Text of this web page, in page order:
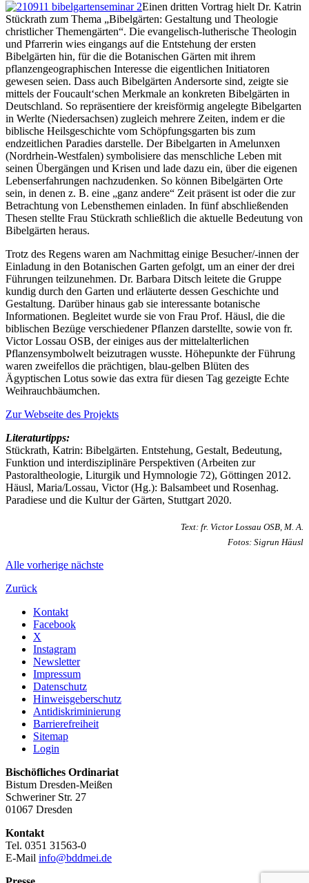
Einen dritten Vortrag hielt Dr. Katrin
Stückrath zum Thema „Bibelgärten: Gestaltung und Theologie
christlicher Themengärten“. Die evangelisch-lutherische Theologin
und Pfarrerin wies eingangs auf die Entstehung der ersten
Bibelgärten hin, für die die Botanischen Gärten mit ihrem
pflanzengeographischen Interesse die eigentlichen Initiatoren
gewesen seien. Dass auch Bibelgärten Andersorte sind, zeigte sie
mittels der Foucault‘schen Merkmale an konkreten Bibelgärten in
Deutschland. So repräsentiere der kreisförmig angelegte Bibelgarten
in Werlte (Niedersachsen) zugleich mehrere Zeiten, indem er die
biblische Heilsgeschichte vom Schöpfungsgarten bis zum
endzeitlichen Paradies darstelle. Der Bibelgarten in Amelunxen
(Nordrhein-Westfalen) symbolisiere das menschliche Leben mit
seinen Übergängen und Krisen und lade dazu ein, über die eigenen
Lebenserfahrungen nachzudenken. So können Bibelgärten Orte
sein, in denen z. B. eine „ganz andere“ Zeit präsent ist oder die zur
Betrachtung von Lebensthemen einladen. In fünf abschließenden
Thesen stellte Frau Stückrath schließlich die aktuelle Bedeutung von
Bibelgärten heraus.
Trotz des Regens waren am Nachmittag einige Besucher/-innen der
Einladung in den Botanischen Garten gefolgt, um an einer der drei
Führungen teilzunehmen. Dr. Barbara Ditsch leitete die Gruppe
kundig durch den Garten und erläuterte dessen Geschichte und
Gestaltung. Darüber hinaus gab sie interessante botanische
Informationen. Begleitet wurde sie von Frau Prof. Häusl, die die
biblischen Bezüge verschiedener Pflanzen darstellte, sowie von fr.
Victor Lossau OSB, der einiges aus der mittelalterlichen
Pflanzensymbolwelt beizutragen wusste. Höhepunkte der Führung
waren zweifellos die prächtigen, blau-gelben Blüten des
Ägyptischen Lotus sowie das extra für diesen Tag gezeigte Echte
Weihrauchbäumchen.
Zur Webseite des Projekts
Literaturtipps:
Stückrath, Katrin: Bibelgärten. Entstehung, Gestalt, Bedeutung,
Funktion und interdisziplinäre Perspektiven (Arbeiten zur
Pastoraltheologie, Liturgik und Hymnologie 72), Göttingen 2012.
Häusl, Maria/Lossau, Victor (Hg.): Balsambeet und Rosenhag.
Paradiese und die Kultur der Gärten, Stuttgart 2020.
Text: fr. Victor Lossau OSB, M. A.
Fotos: Sigrun Häusl
Alle vorherige nächste
Zurück
Kontakt
Facebook
X
Instagram
Newsletter
Impressum
Datenschutz
Hinweisgeberschutz
Antidiskriminierung
Barrierefreiheit
Sitemap
Login
Bischöfliches Ordinariat
Bistum Dresden-Meißen
Schweriner Str. 27
01067 Dresden
Kontakt
Tel. 0351 31563-0
E-Mail info@bddmei.de